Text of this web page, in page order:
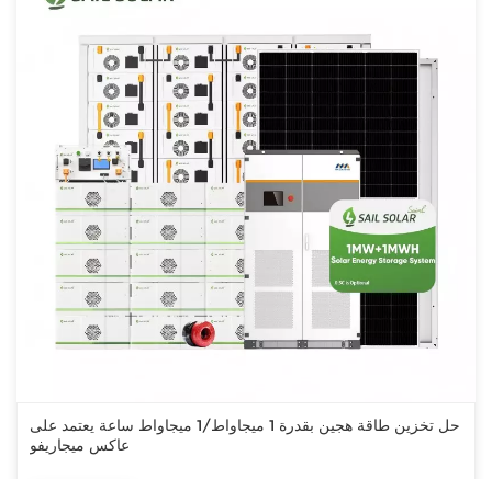
حل تخزين طاقة هجين بقدرة 1 ميجاواط/1 ميجاواط ساعة يعتمد على
عاكس ميجاريفو